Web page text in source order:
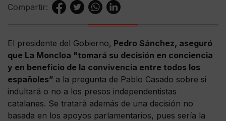
Compartir:
El presidente del Gobierno, Pedro Sánchez, aseguró
que La Moncloa "tomará su decisión en conciencia
y en beneficio de la convivencia entre todos los
españoles” a la pregunta de Pablo Casado sobre si
indultará o no a los presos independentistas
catalanes. Se tratará además de una decisión no
basada en los apoyos parlamentarios, pues sería la